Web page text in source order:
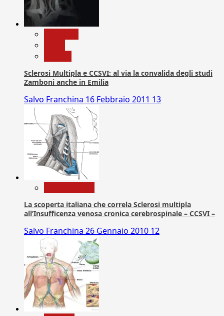
Sclerosi Multipla e CCSVI: al via la convalida degli studi
Zamboni anche in Emilia
Salvo Franchina 16 Febbraio 2011 13
La scoperta italiana che correla Sclerosi multipla
all’Insufficenza venosa cronica cerebrospinale – CCSVI –
Salvo Franchina 26 Gennaio 2010 12